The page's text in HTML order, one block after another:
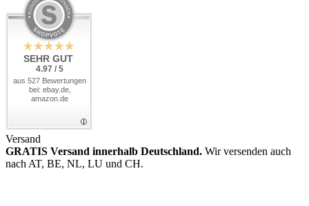
SEHR GUT
4.97 / 5
aus 527 Bewertungen
bei: ebay.de,
amazon.de
Versand
GRATIS Versand innerhalb Deutschland. Wir versenden auch
nach AT, BE, NL, LU und CH.